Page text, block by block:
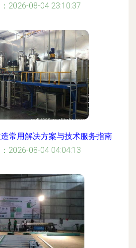
2026-08-04 23:10:37
常用解决方案与技术服务指南
2026-08-04 04:04:13